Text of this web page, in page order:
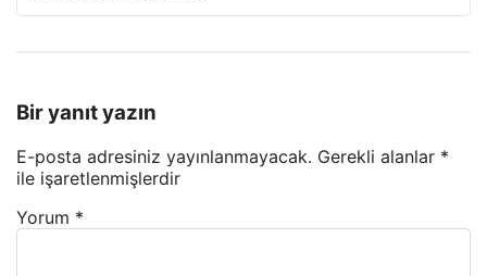
Bir yanıt yazın
E-posta adresiniz yayınlanmayacak. Gerekli alanlar *
ile işaretlenmişlerdir
Yorum *